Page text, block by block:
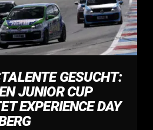
GESUCHT:
JUNIOR CUP
EXPERIENCE DAY